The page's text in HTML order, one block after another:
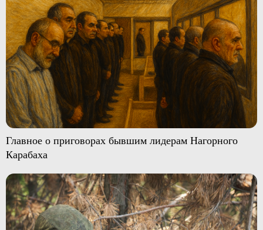
Главное о приговорах бывшим лидерам Нагорного
Карабаха